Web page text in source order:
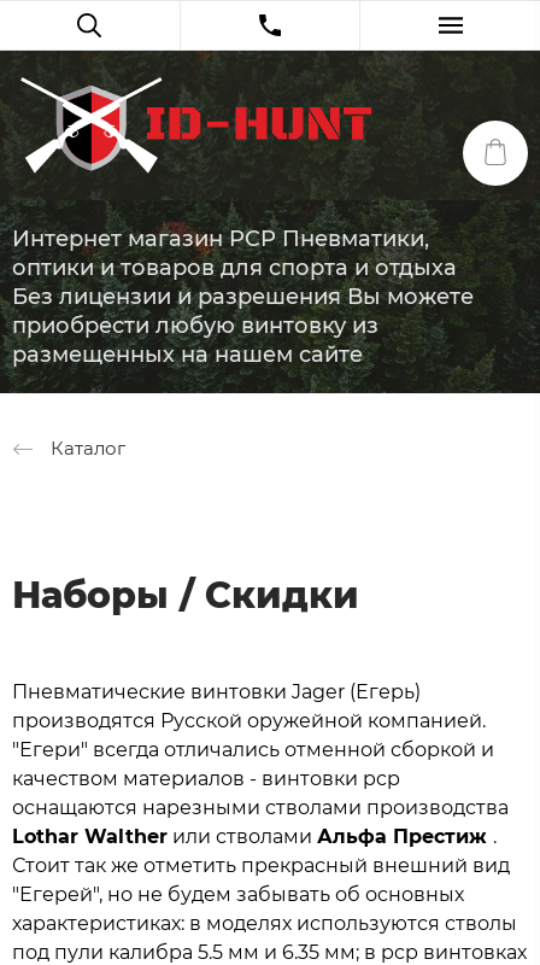
Интернет магазин PCP Пневматики,
оптики и товаров для спорта и отдыха
Без лицензии и разрешения Вы можете
приобрести любую винтовку из
размещенных на нашем сайте
Каталог
Наборы / Скидки
Пневматические винтовки Jager (Егерь)
производятся Русской оружейной компанией.
"Егери" всегда отличались отменной сборкой и
качеством материалов - винтовки pcp
оснащаются нарезными стволами производства
Lothar Walther или стволами Альфа Престиж .
Стоит так же отметить прекрасный внешний вид
"Егерей", но не будем забывать об основных
характеристиках: в моделях используются стволы
под пули калибра 5.5 мм и 6.35 мм; в pcp винтовках